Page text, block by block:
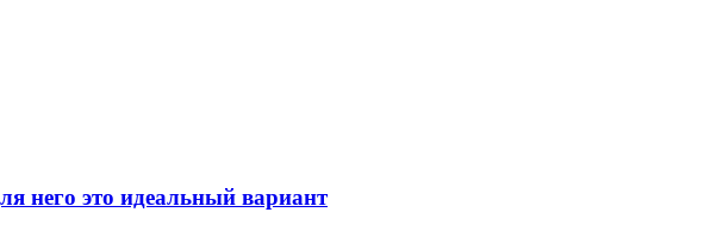
него это идеальный вариант